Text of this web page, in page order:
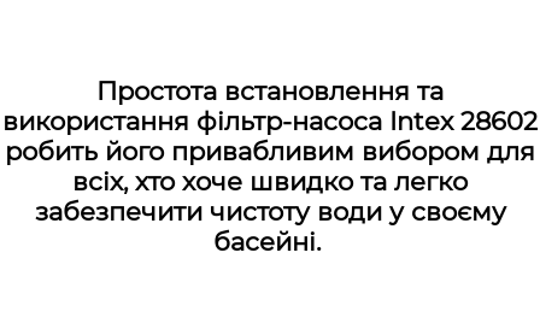
Простота встановлення та
використання фільтр-насоса Intex 28602
робить його привабливим вибором для
всіх, хто хоче швидко та легко
забезпечити чистоту води у своєму
басейні.